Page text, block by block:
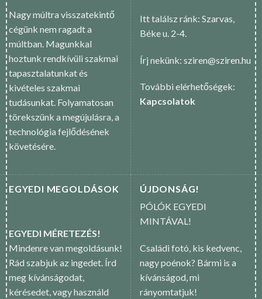
Nagy múltra visszatekintő
cégünk nem ragadt a
múltban. Magunkkal
hoztunk rendkívüli szakmai
tapasztalatunkat és
kivételes szakmai
tudásunkat. Folyamatosan
törekszünk a megújulásra, a
technológia fejlődésének
követésére.
Itt találsz ránk: Szarvas,
Béke u. 2-4.
Írj nekünk: sziren@sziren.hu
További elérhetőségek:
Kapcsolatok
EGYEDI MEGOLDÁSOK
EGYEDI MÉRETEZÉS!
Mindenre van megoldásunk!
Rád szabjuk az ingedet. Írd
meg kívánságodat,
kérésedet, vagy használd
ÚJDONSÁG!
PÓLÓK EGYEDI
MINTÁVAL!
Családi fotó, kis kedvenc,
nagy poénok? Bármi is a
kívánságod, mi
rányomtatjuk!